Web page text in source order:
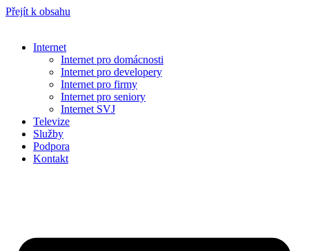
Přejít k obsahu
Internet
Internet pro domácnosti
Internet pro developery
Internet pro firmy
Internet pro seniory
Internet SVJ
Televize
Služby
Podpora
Kontakt